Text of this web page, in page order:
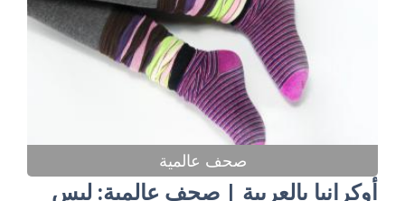
صحف عالمية
أوكرانيا بالعربية | صحف عالمية: لبس